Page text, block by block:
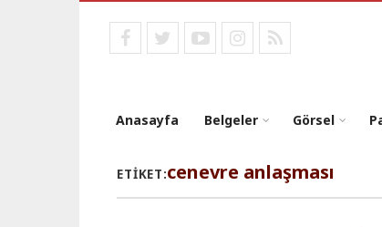
facebooktwitteryoutubeinstagram
RSS
Anasayfa Belgeler Görsel
ETIKET:cenevre anlaşması